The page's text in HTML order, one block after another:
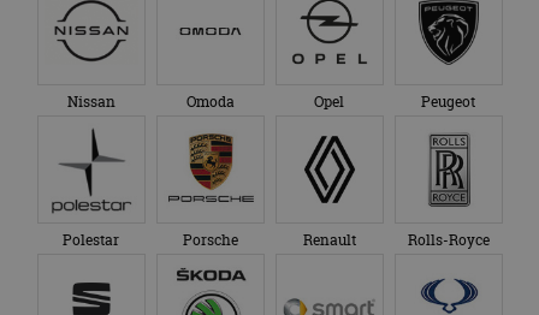
Nissan Omoda Opel Peugeot
Polestar Porsche Renault Rolls-Royce